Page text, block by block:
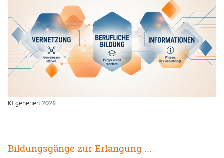
KI generiert 2026
Bildungsgänge zur Erlangung ...